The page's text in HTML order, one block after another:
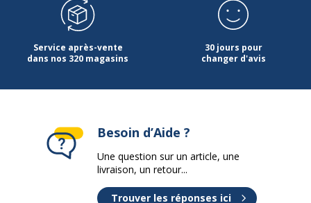
Service après-vente
dans nos 320 magasins
30 jours pour
changer d'avis
Besoin d’Aide ?
Une question sur un article, une
livraison, un retour...
Trouver les réponses ici